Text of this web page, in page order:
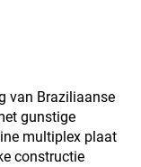
van Braziliaanse
gunstige
multiplex plaat
constructie